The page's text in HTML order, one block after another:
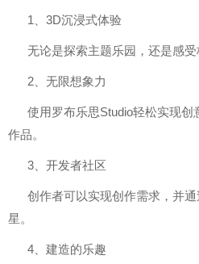
1、3D沉浸式体验
无论是探索主题乐园，还是感受
2、无限想象力
使用罗布乐思Studio轻松实现
作品。
3、开发者社区
创作者可以实现创作需求，并
星。
4、建造的乐趣